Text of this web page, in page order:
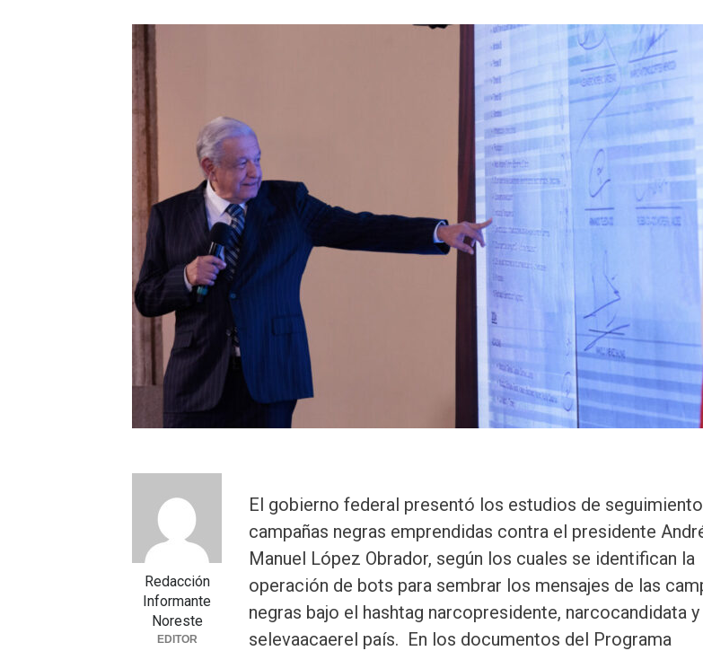
El gobierno federal presentó los estudios de
campañas negras emprendidas contra el presidente
Manuel López Obrador, según los cuales se identifican la
operación de bots para sembrar los mensajes de las
negras bajo el hashtag narcopresidente, narcocandidata y
selevaacaerel país. En los documentos del Programa
Redacción
Informante
Noreste
EDITOR